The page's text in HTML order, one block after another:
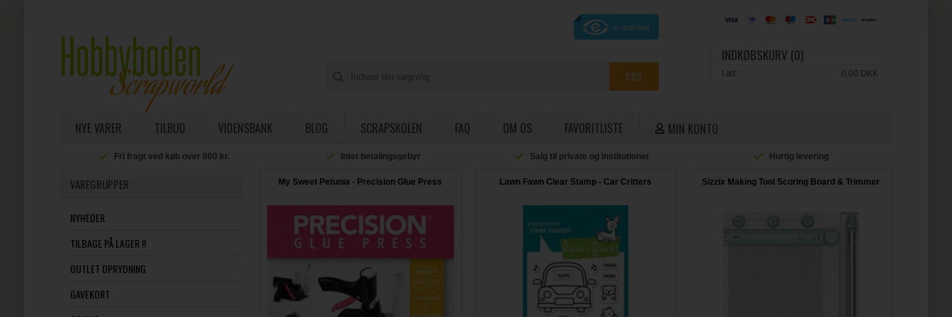
INDKØBSKURV (0)
I alt: 0,00 DKK
NYE VARER TILBUD VIDENSBANK BLOG SCRAPSKOLEN FAQ OM OS FAVORITLISTE MIN KONTO
Fri fragt ved køb over 800 kr. Intet betalingsgebyr Salg til private og institutioner Hurtig levering
VAREGRUPPER
NYHEDER
TILBAGE PÅ LAGER !!
OUTLET OPRYDNING
GAVEKORT
My Sweet Petunia - Precision Glue Press Lawn Fawn Clear Stamp - Car Critters Sizzix Making Tool Scoring Board & Trimmer